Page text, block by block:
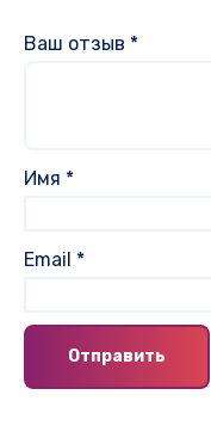
Ваш отзыв *
Имя *
Email *